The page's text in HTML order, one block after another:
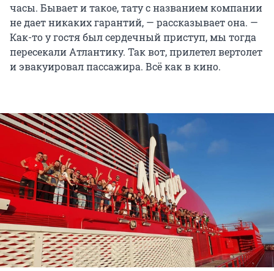
часы. Бывает и такое, тату с названием компании
не дает никаких гарантий, — рассказывает она. —
Как-то у гостя был сердечный приступ, мы тогда
пересекали Атлантику. Так вот, прилетел вертолет
и эвакуировал пассажира. Всё как в кино.